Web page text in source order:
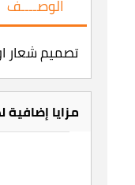
الوصــــف
تصميم شعار
مزايا